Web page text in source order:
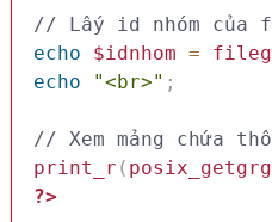
// Lấy id nhóm của
echo
$idnhom =
echo
"<br>" ;
// Xem mảng chứa
print_r (
?>